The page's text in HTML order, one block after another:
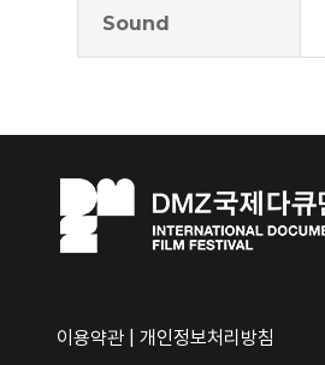
Sound
이용약관 개인정보처리방침